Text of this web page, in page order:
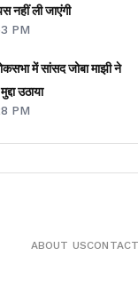
नहीं ली जाएंगी
PM
में सांसद जोबा माझी ने
उठाया
PM
ABOUT US